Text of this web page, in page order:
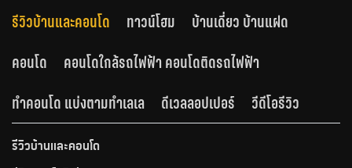
รีวิวบ้านและคอนโด ทาวน์โฮม
บ้านเดี่ยว บ้านแฝด
คอนโด
คอนโดใกล้รถไฟฟ้า คอนโดติดรถไฟฟ้า
ทำคอนโด แบ่งตามทำเลเล
ดีเวลลอปเปอร์ วีดีโอรีวิว
รีวิวบ้านและคอนโด